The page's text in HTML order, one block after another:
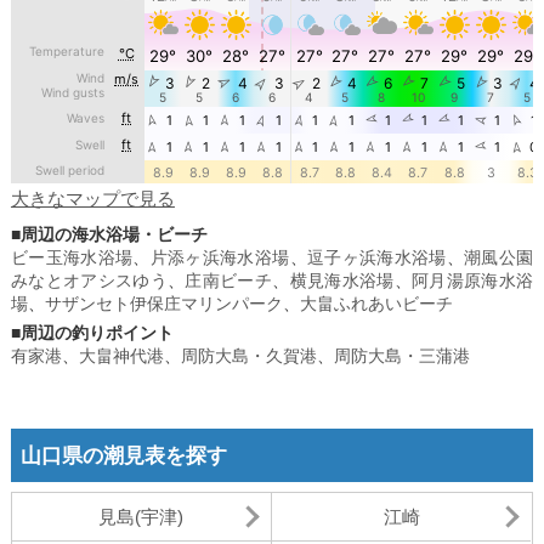
大きなマップで見る
■周辺の海水浴場・ビーチ
ビー玉海水浴場
片添ヶ浜海水浴場 逗子ヶ浜海水浴場 、潮風公園
みなとオアシスゆう
庄南ビーチ 横見海水浴場
阿月湯原海水浴
場、 サザンセト伊保庄マリンパーク
大畠ふれあいビーチ
■周辺の釣りポイント
有家港
大畠神代港 周防大島・久賀港 周防大島・三蒲港
山口県の潮見表を探す
見島(宇津) 江崎